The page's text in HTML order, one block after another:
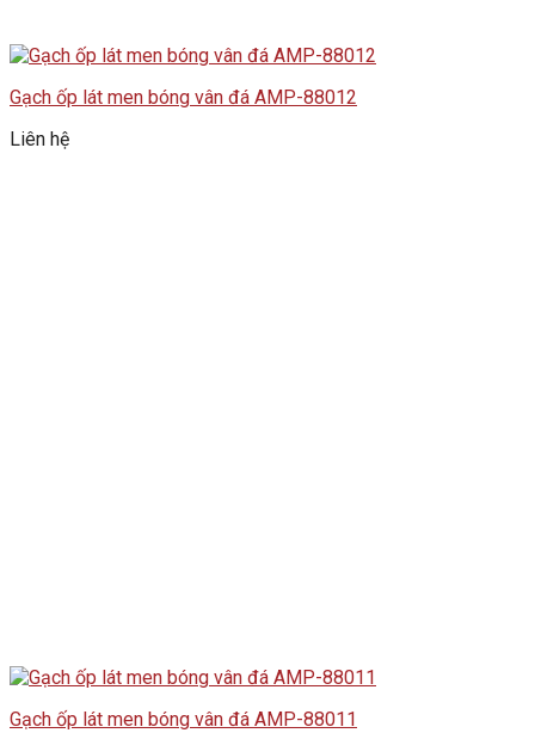
Gạch ốp lát men bóng vân đá AMP-88012
Liên hệ
Gạch ốp lát men bóng vân đá AMP-88011